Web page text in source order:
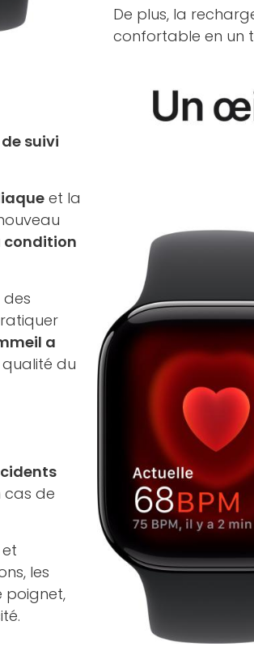
De plus, la
confortable en un
suivi
et la
condition
des
a
du
cas de
les
poignet,